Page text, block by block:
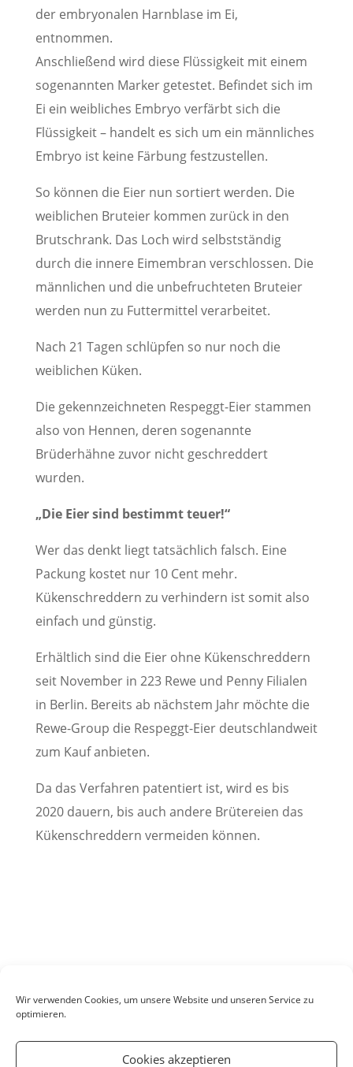
Wir verwenden Cookies, um unsere Website und unseren Service zu
optimieren.
Cookies akzeptieren
der embryonalen Harnblase im Ei,
entnommen.
Anschließend wird diese Flüssigkeit mit einem
sogenannten Marker getestet. Befindet sich im
Ei ein weibliches Embryo verfärbt sich die
Flüssigkeit – handelt es sich um ein männliches
Embryo ist keine Färbung festzustellen.
So können die Eier nun sortiert werden. Die
weiblichen Bruteier kommen zurück in den
Brutschrank. Das Loch wird selbstständig
durch die innere Eimembran verschlossen. Die
männlichen und die unbefruchteten Bruteier
werden nun zu Futtermittel verarbeitet.
Nach 21 Tagen schlüpfen so nur noch die
weiblichen Küken.
Die gekennzeichneten Respeggt-Eier stammen
also von Hennen, deren sogenannte
Brüderhähne zuvor nicht geschreddert
wurden.
„Die Eier sind bestimmt teuer!“
Wer das denkt liegt tatsächlich falsch. Eine
Packung kostet nur 10 Cent mehr.
Kükenschreddern zu verhindern ist somit also
einfach und günstig.
Erhältlich sind die Eier ohne Kükenschreddern
seit November in 223 Rewe und Penny Filialen
in Berlin. Bereits ab nächstem Jahr möchte die
Rewe-Group die Respeggt-Eier deutschlandweit
zum Kauf anbieten.
Da das Verfahren patentiert ist, wird es bis
2020 dauern, bis auch andere Brütereien das
Kükenschreddern vermeiden können.
Beitrag: Sandra Kraus